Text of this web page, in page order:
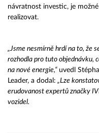
návratnost investic, je
realizovat.
„Jsme nesmírně hrdí na to, že
rozhodla pro tuto objednávku,
na nové energie,“ uvedl
Leader, a dodal: „Lze
erudovanost expertů značky
vozidel.